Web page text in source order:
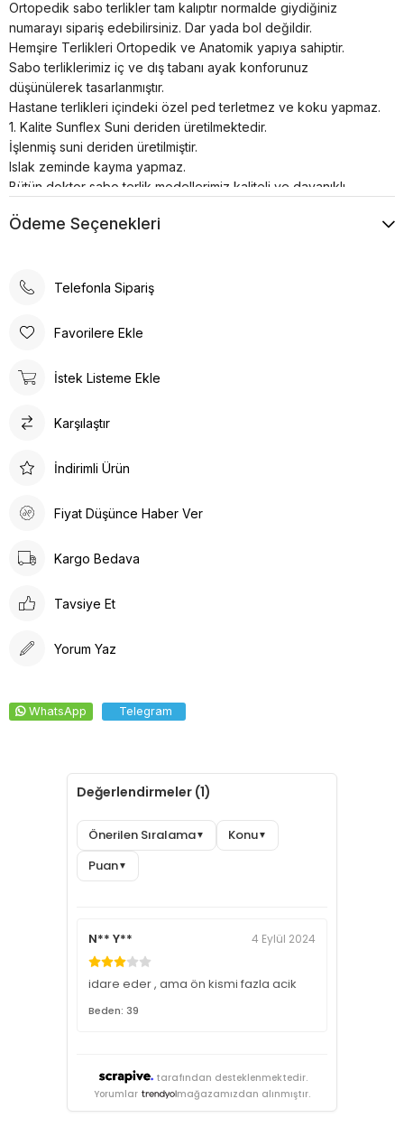
Ortopedik sabo terlikler tam kalıptır normalde giydiğiniz
numarayı sipariş edebilirsiniz. Dar yada bol değildir.
Hemşire Terlikleri Ortopedik ve Anatomik yapıya sahiptir.
Sabo terliklerimiz iç ve dış tabanı ayak konforunuz
düşünülerek tasarlanmıştır.
Hastane terlikleri içindeki özel ped terletmez ve koku yapmaz.
1. Kalite Sunflex Suni deriden üretilmektedir.
İşlenmiş suni deriden üretilmiştir.
Islak zeminde kayma yapmaz.
Bütün doktor sabo terlik modellerimiz kaliteli ve dayanıklı
Tam anatomik sabo terlik temizliği nemli bir bez yardımı ile
evde, günlük yaşamın her alanında kullanılabilir.
konforlu bir deneyim sunar. Günlük kullanım için ideal olan bu
tasarlanmıştır. Gün boyu rahat adımlar atmanızı sağlar. Suni deri
sunar. İç tabanında kullanılan suni deri malzeme ayağınızın
Kalın topuklu tasarım, dengeli ve rahat bir yürüyüş deneyimi
Ödeme Seçenekleri
Telefonla Sipariş
Favorilere Ekle
İstek Listeme Ekle
Karşılaştır
İndirimli Ürün
Fiyat Düşünce Haber Ver
Kargo Bedava
Tavsiye Et
Yorum Yaz
WhatsApp Telegram
Değerlendirmeler (1)
Önerilen Sıralama▼ Konu▼
Puan▼
N** Y** 4 Eylül 2024
idare eder , ama ön kismi fazla acik
Beden: 39
tarafından desteklenmektedir.
Yorumlar
mağazamızdan alınmıştır.